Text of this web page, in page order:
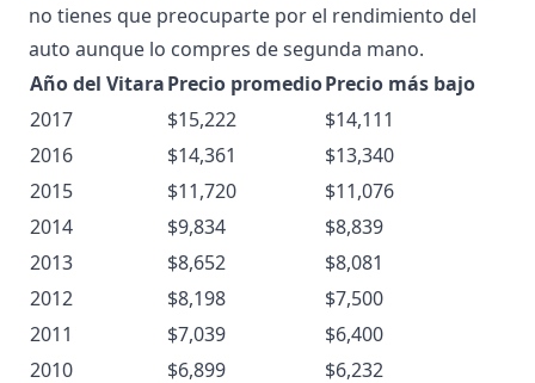
no tienes que preocuparte por el rendimiento del
auto aunque lo compres de segunda mano.
Año del VitaraPrecio promedioPrecio más bajo
2017
$15,222
$14,111
2016
$14,361
$13,340
2015
$11,720
$11,076
2014
$9,834
$8,839
2013
$8,652
$8,081
2012
$8,198
$7,500
2011
$7,039
$6,400
2010
$6,899
$6,232